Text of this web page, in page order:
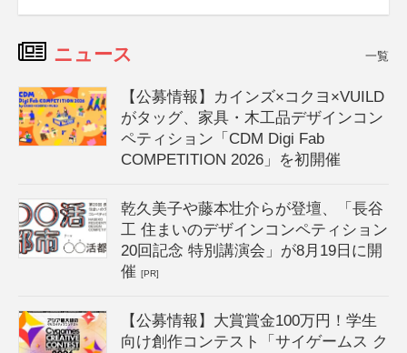
ニュース 一覧
【公募情報】カインズ×コクヨ×VUILD
がタッグ、家具・木工品デザインコン
ペティション「CDM Digi Fab
COMPETITION 2026」を初開催
乾久美子や藤本壮介らが登壇、「長谷
工 住まいのデザインコンペティション
20回記念 特別講演会」が8月19日に開
催[PR]
【公募情報】大賞賞金100万円！学生
向け創作コンテスト「サイゲームス ク